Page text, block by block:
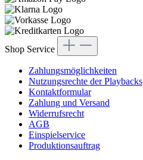
Shop Service
Zahlungsmöglichkeiten
Nutzungsrechte der Playbacks
Kontaktformular
Zahlung und Versand
Widerrufsrecht
AGB
Einspielservice
Produktionsauftrag